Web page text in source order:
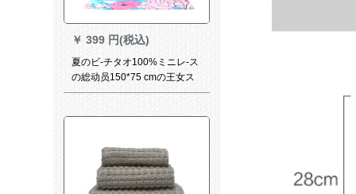
￥ 399 円(税込)
夏のビ-チタオ100%ミニレ-ス
の総动员150*75 cmの王女ス
タで150*75 cm